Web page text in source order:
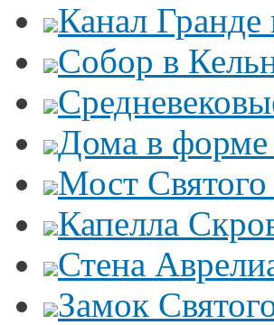
Канал
Собор в
Дома в форме
Мост
Капелла
Стена
Замок